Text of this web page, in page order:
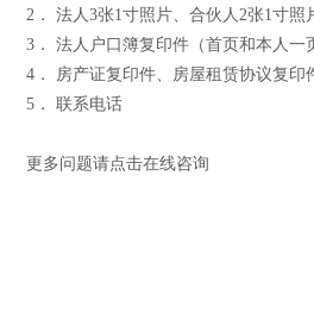
2． 法人3张1寸照片、合伙人2张1寸照
3． 法人户口簿复印件（首页和本人一
4． 房产证复印件、房屋租赁协议复印
5． 联系电话
更多问题请点击在线咨询